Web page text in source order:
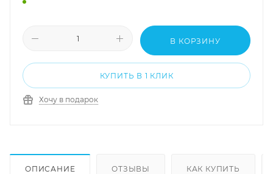
В КОРЗИНУ
КУПИТЬ В 1 КЛИК
Хочу в подарок
ОПИСАНИЕ ОТЗЫВЫ КАК КУПИТЬ